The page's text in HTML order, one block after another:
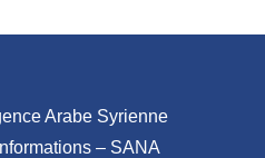
Arabe Syrienne
– SANA